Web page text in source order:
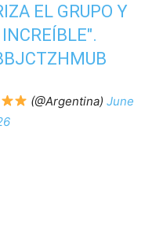
EL GRUPO Y
(@Argentina)June